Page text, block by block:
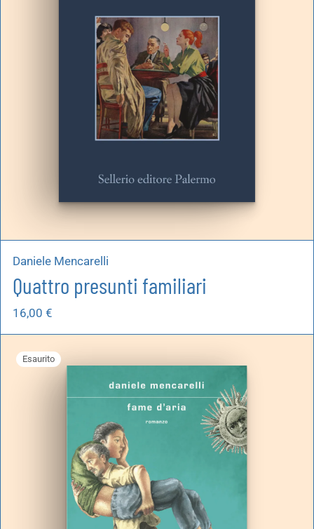
Daniele Mencarelli
Quattro presunti familiari
16,00 €
Esaurito